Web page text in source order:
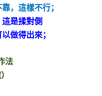
，這樣不行；
是揉對側
做得出來；
法